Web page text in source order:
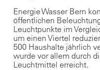
Energie Wasser Bern
öffentlichen
Leuchtpunkte im
um einen Viertel
500 Haushalte jährlich
wurde vor allem durch
Leuchtmittel erreicht.